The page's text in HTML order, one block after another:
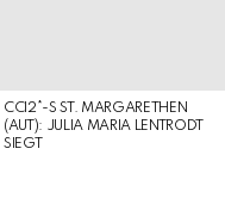
CCI2*-S ST. MARGARETHEN
(AUT): JULIA MARIA LENTRODT
SIEGT